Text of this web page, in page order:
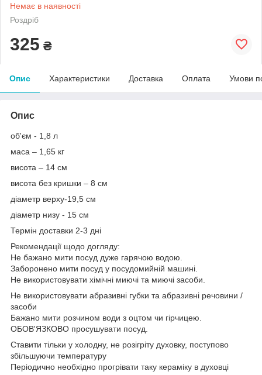
Немає в наявності
Роздріб
325 ₴
Опис Характеристики Доставка Оплата Умови
Опис
об'єм - 1,8 л
маса – 1,65 кг
висота – 14 см
висота без кришки – 8 см
діаметр верху-19,5 см
діаметр низу - 15 см
Термін доставки 2-3 дні
Рекомендації щодо догляду:
Не бажано мити посуд дуже гарячою водою.
Заборонено мити посуд у посудомийній машині.
Не використовувати хімічні миючі та миючі засоби.
Не використовувати абразивні губки та абразивні речовини /
засоби
Бажано мити розчином води з оцтом чи гірчицею.
ОБОВ'ЯЗКОВО просушувати посуд.
Ставити тільки у холодну, не розігріту духовку, поступово
збільшуючи температуру
Періодично необхідно прогрівати таку кераміку в духовці